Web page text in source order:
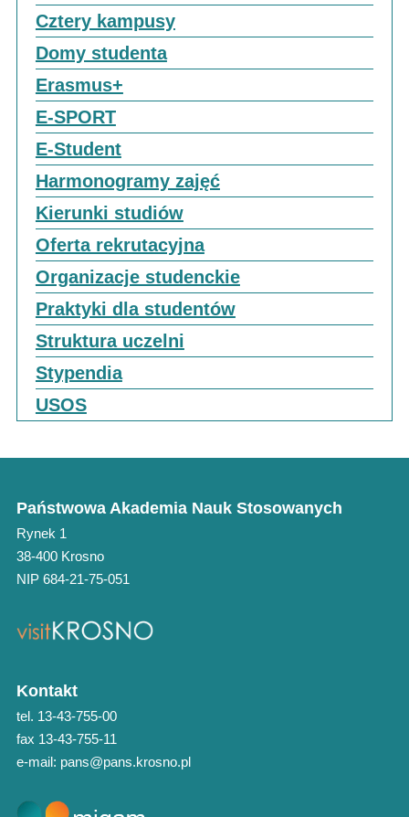
Cztery kampusy
Domy studenta
Erasmus+
E-SPORT
E-Student
Harmonogramy zajęć
Kierunki studiów
Oferta rekrutacyjna
Organizacje studenckie
Praktyki dla studentów
Struktura uczelni
Stypendia
USOS
Państwowa Akademia Nauk Stosowanych
Rynek 1
38-400 Krosno
NIP 684-21-75-051
Kontakt
tel. 13-43-755-00
fax 13-43-755-11
e-mail: pans@pans.krosno.pl